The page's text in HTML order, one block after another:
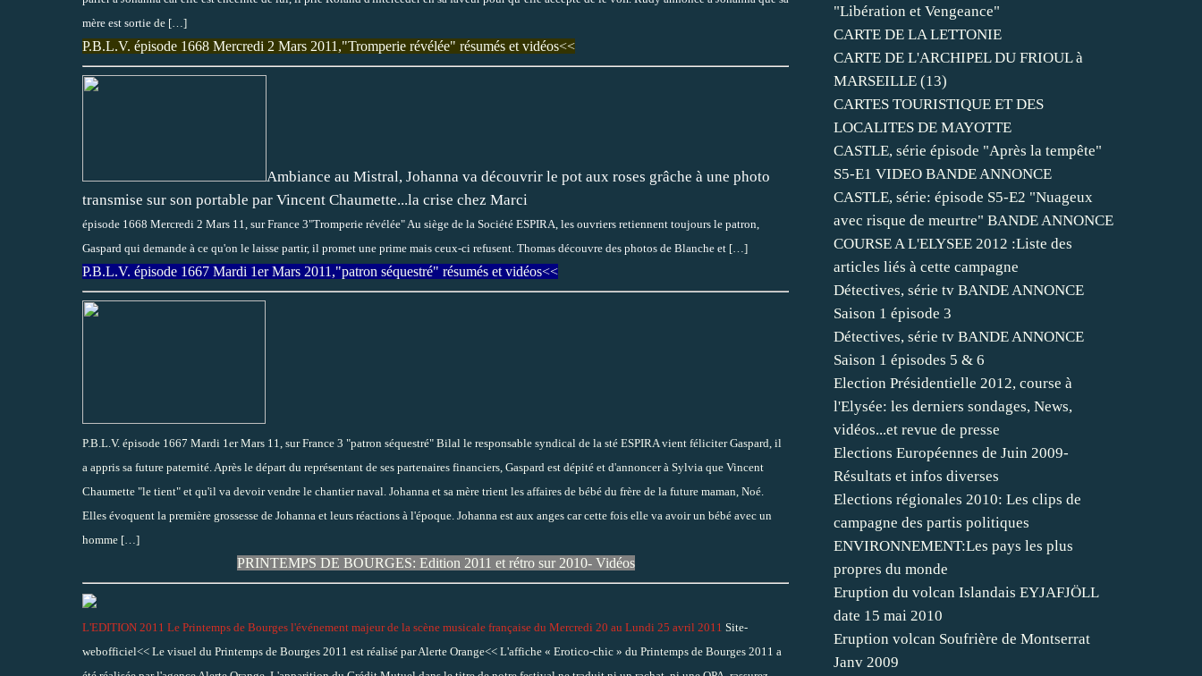
mère est sortie de […]
P.B.L.V. épisode 1668 Mercredi 2 Mars 2011,"Tromperie révélée" résumés et vidéos<<
Ambiance au Mistral, Johanna va découvrir le pot aux roses grâche à une photo
transmise sur son portable par Vincent Chaumette...la crise chez Marci
épisode 1668 Mercredi 2 Mars 11, sur France 3"Tromperie révélée" Au siège de la Société ESPIRA, les ouvriers retiennent toujours le patron,
Gaspard qui demande à ce qu'on le laisse partir, il promet une prime mais ceux-ci refusent. Thomas découvre des photos de Blanche et […]
P.B.L.V. épisode 1667 Mardi 1er Mars 2011,"patron séquestré" résumés et vidéos<<
P.B.L.V. épisode 1667 Mardi 1er Mars 11, sur France 3 "patron séquestré" Bilal le responsable syndical de la sté ESPIRA vient féliciter Gaspard, il
a appris sa future paternité. Après le départ du représentant de ses partenaires financiers, Gaspard est dépité et d'annoncer à Sylvia que Vincent
Chaumette "le tient" et qu'il va devoir vendre le chantier naval. Johanna et sa mère trient les affaires de bébé du frère de la future maman, Noé.
Elles évoquent la première grossesse de Johanna et leurs réactions à l'époque. Johanna est aux anges car cette fois elle va avoir un bébé avec un
homme […]
PRINTEMPS DE BOURGES: Edition 2011 et rétro sur 2010- Vidéos
L'EDITION 2011 Le Printemps de Bourges l'événement majeur de la scène musicale française du Mercredi 20 au Lundi 25 avril 2011 Site-
webofficiel<< Le visuel du Printemps de Bourges 2011 est réalisé par Alerte Orange<< L'affiche « Erotico-chic » du Printemps de Bourges 2011 a
"Libération et Vengeance"
CARTE DE LA LETTONIE
CARTE DE L'ARCHIPEL DU FRIOUL à
MARSEILLE (13)
CARTES TOURISTIQUE ET DES
LOCALITES DE MAYOTTE
CASTLE, série épisode "Après la tempête"
S5-E1 VIDEO BANDE ANNONCE
CASTLE, série: épisode S5-E2 "Nuageux
avec risque de meurtre" BANDE ANNONCE
COURSE A L'ELYSEE 2012 :Liste des
articles liés à cette campagne
Détectives, série tv BANDE ANNONCE
Saison 1 épisode 3
Détectives, série tv BANDE ANNONCE
Saison 1 épisodes 5 & 6
Election Présidentielle 2012, course à
l'Elysée: les derniers sondages, News,
vidéos...et revue de presse
Elections Européennes de Juin 2009-
Résultats et infos diverses
Elections régionales 2010: Les clips de
campagne des partis politiques
ENVIRONNEMENT:Les pays les plus
propres du monde
Eruption du volcan Islandais EYJAFJÖLL
date 15 mai 2010
Eruption volcan Soufrière de Montserrat
Janv 2009